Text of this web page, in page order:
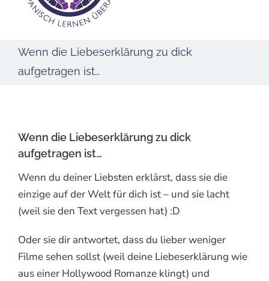
Wenn die Liebeserklärung zu dick
aufgetragen ist…
Wenn die Liebeserklärung zu dick
aufgetragen ist…
Wenn du deiner Liebsten erklärst, dass sie die
einzige auf der Welt für dich ist – und sie lacht
(weil sie den Text vergessen hat) :D
Oder sie dir antwortet, dass du lieber weniger
Filme sehen sollst (weil deine Liebeserklärung wie
aus einer Hollywood Romanze klingt) und